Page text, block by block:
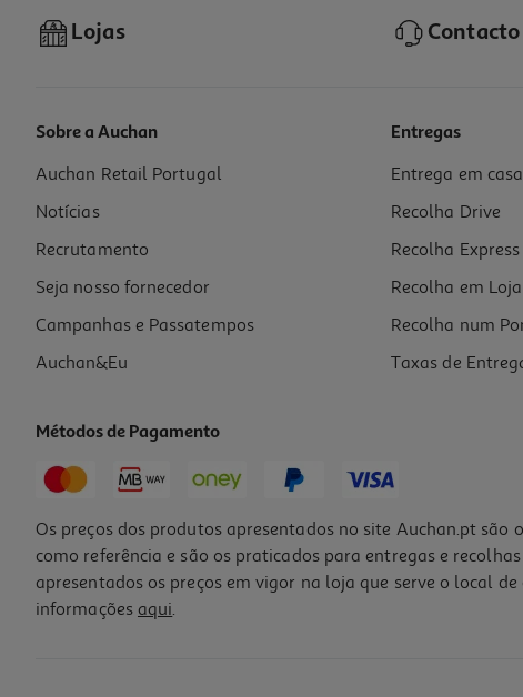
Caderno Espiral A4 Pautado Polipropileno Oxford Live&go 80 Folhas
6.99 €/un
6,99 €
-23%
Lojas Contacto
Sobre a Auchan
Auchan Retail Portugal
Notícias
Recrutamento
Seja nosso fornecedor
Campanhas e Passatempos
Auchan&Eu
Entregas
Entrega em casa
Recolha Drive
Recolha
Recolha em Loja
Recolha num
Taxas de
Métodos de Pagamento
Os preços dos produtos apresentados no site Auchan.pt
como referência e são os praticados para entregas e
apresentados os preços em vigor na loja que serve o local
informações aqui.